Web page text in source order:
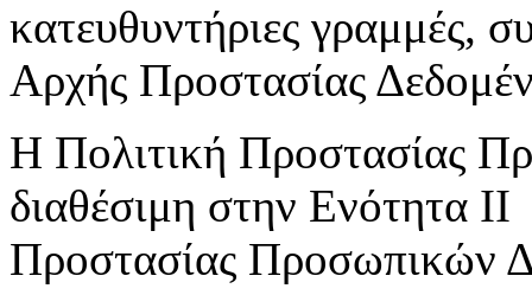
κατευθυντήριες γραμμές,
Αρχής Προστασίας
Η Πολιτική Προστασίας
διαθέσιμη στην Ενότητα
Προστασίας Προσωπικών